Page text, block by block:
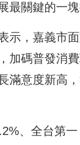
最關鍵的一塊
示，嘉義市
加碼普發消
滿意度新高
、全台第